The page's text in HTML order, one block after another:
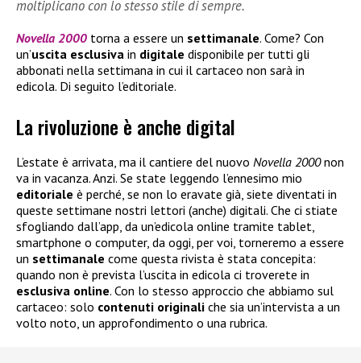
moltiplicano con lo stesso stile di sempre.
Novella 2000 torna a essere un settimanale. Come? Con
un’uscita esclusiva in digitale disponibile per tutti gli
abbonati nella settimana in cui il cartaceo non sarà in
edicola. Di seguito l’editoriale.
La rivoluzione è anche digital
L’estate è arrivata, ma il cantiere del nuovo Novella 2000non
va in vacanza. Anzi. Se state leggendo l’ennesimo mio
editoriale è perché, se non lo eravate già, siete diventati in
queste settimane nostri lettori (anche) digitali. Che ci stiate
sfogliando dall’app, da un’edicola online tramite tablet,
smartphone o computer, da oggi, per voi, torneremo a essere
un settimanale come questa rivista è stata concepita:
quando non è prevista l’uscita in edicola ci troverete in
esclusiva online. Con lo stesso approccio che abbiamo sul
cartaceo: solo contenuti originali che sia un’intervista a un
volto noto, un approfondimento o una rubrica.